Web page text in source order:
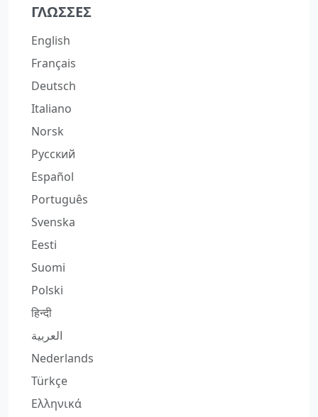
ΓΛΏΣΣΕΣ
English
Français
Deutsch
Italiano
Norsk
Русский
Español
Português
Svenska
Eesti
Suomi
Polski
हिन्दी
العربية
Nederlands
Türkçe
Ελληνικά